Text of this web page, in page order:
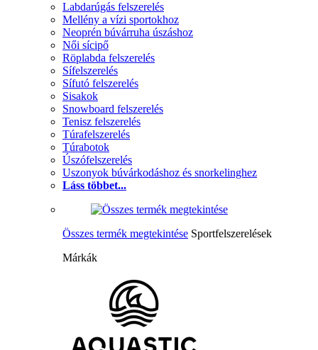
Labdarúgás felszerelés
Mellény a vízi sportokhoz
Neoprén búvárruha úszáshoz
Női sícipő
Röplabda felszerelés
Sífelszerelés
Sífutó felszerelés
Sisakok
Snowboard felszerelés
Tenisz felszerelés
Túrafelszerelés
Túrabotok
Úszófelszerelés
Uszonyok búvárkodáshoz és snorkelinghez
Láss többet...
Összes termék megtekintése Sportfelszerelések
Márkák